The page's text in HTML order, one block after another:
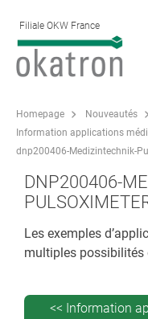
Filiale OKW France
Homepage Nouveautés
Information applications
dnp200406-Medizintechnik-
DNP200406-
Les exemples
multiples
<< Information